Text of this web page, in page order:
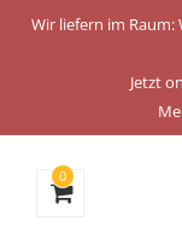
Wir liefern im
Jetzt
0